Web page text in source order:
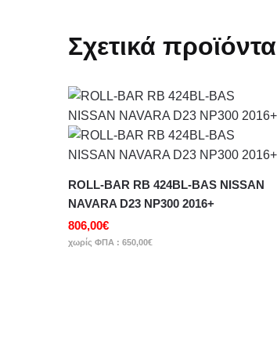
Σχετικά προϊόντα
ROLL-BAR RB 424BL-BAS NISSAN
NAVARA D23 NP300 2016+
806,00€
χωρίς ΦΠΑ :650,00€